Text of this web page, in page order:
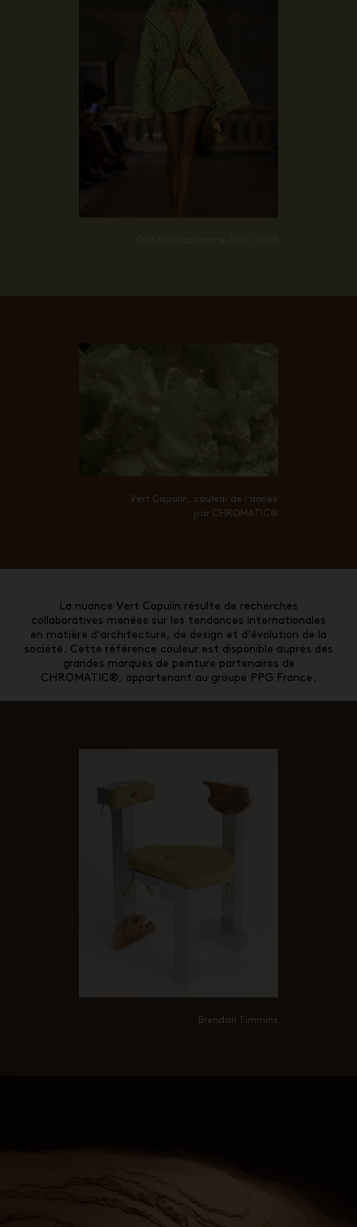
Vert Capulin, couleur de l’année
par CHROMATIC®
La nuance Vert Capulin résulte de recherches
collaboratives menées sur les tendances internationales
en matière d’architecture, de design et d’évolution de la
société. Cette référence couleur est disponible auprès des
grandes marques de peinture partenaires de
CHROMATIC®, appartenant au groupe PPG France.
Brendan Timmins